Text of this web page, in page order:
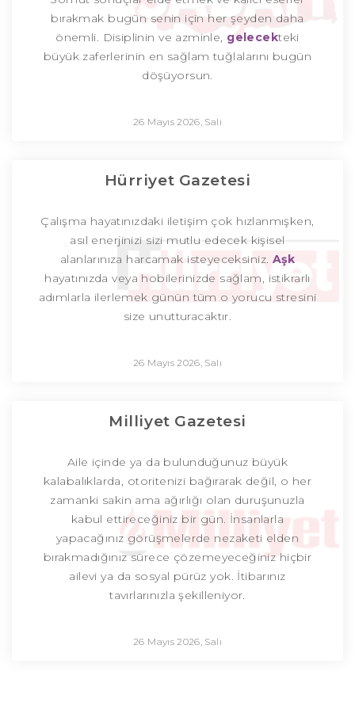
bırakmak bugün senin için her şeyden daha
önemli. Disiplinin ve azminle, gelecekteki
büyük zaferlerinin en sağlam tuğlalarını bugün
döşüyorsun.
26 Mayıs 2026, Salı
Hürriyet Gazetesi
Çalışma hayatınızdaki iletişim çok hızlanmışken,
asıl enerjinizi sizi mutlu edecek kişisel
alanlarınıza harcamak isteyeceksiniz. Aşk
hayatınızda veya hobilerinizde sağlam, istikrarlı
adımlarla ilerlemek günün tüm o yorucu stresini
size unutturacaktır.
26 Mayıs 2026, Salı
Milliyet Gazetesi
Aile içinde ya da bulunduğunuz büyük
kalabalıklarda, otoritenizi bağırarak değil, o her
zamanki sakin ama ağırlığı olan duruşunuzla
kabul ettireceğiniz bir gün. İnsanlarla
yapacağınız görüşmelerde nezaketi elden
bırakmadığınız sürece çözemeyeceğiniz hiçbir
ailevi ya da sosyal pürüz yok. İtibarınız
tavırlarınızla şekilleniyor.
26 Mayıs 2026, Salı